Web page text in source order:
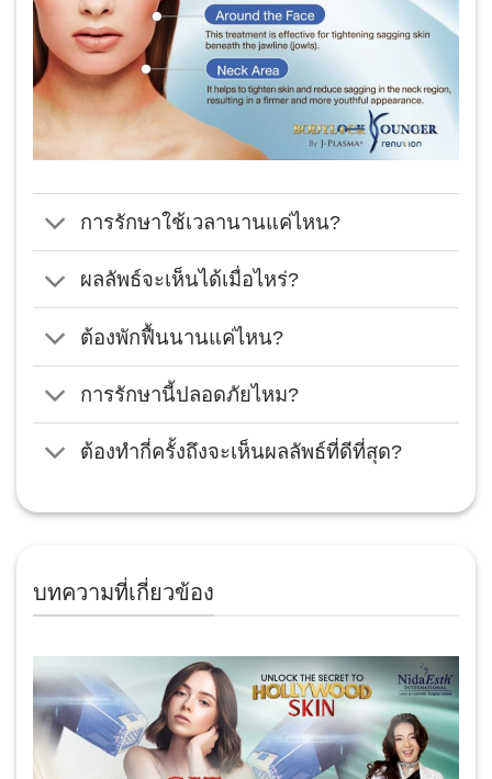
การรักษาใช้เวลานานแค่ไหน?
ผลลัพธ์จะเห็นได้เมื่อไหร่?
ต้องพักฟื้นนานแค่ไหน?
การรักษานี้ปลอดภัยไหม?
ต้องทำกี่ครั้งถึงจะเห็นผลลัพธ์ที่ดีที่สุด?
บทความที่เกี่ยวข้อง